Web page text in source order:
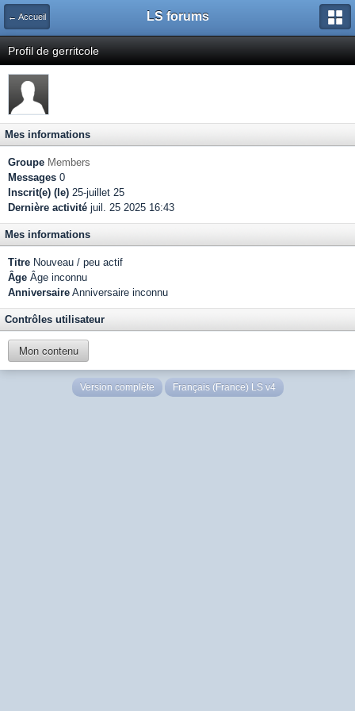
← Accueil LS forums
Profil de gerritcole
Mes informations
Groupe Members
Messages 0
Inscrit(e) (le) 25-juillet 25
Dernière activité juil. 25 2025 16:43
Mes informations
Titre Nouveau / peu actif
Âge Âge inconnu
Anniversaire Anniversaire inconnu
Contrôles utilisateur
Mon contenu
Version complète Français (France) LS v4